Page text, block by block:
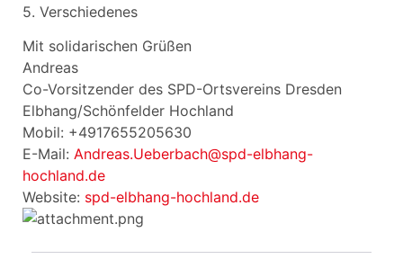
5. Verschiedenes
Mit solidarischen Grüßen
Andreas
Co-Vorsitzender des SPD-Ortsvereins Dresden
Elbhang/Schönfelder Hochland
Mobil: +4917655205630
E-Mail: Andreas.Ueberbach@spd-elbhang-
hochland.de
Website: spd-elbhang-hochland.de